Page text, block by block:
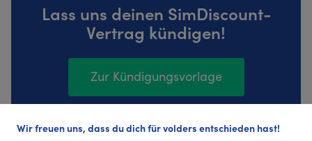
Lass uns deinen SimDiscount-
Vertrag kündigen!
Zur Kündigungsvorlage
Wir freuen uns, dass du dich für volders entschieden hast!